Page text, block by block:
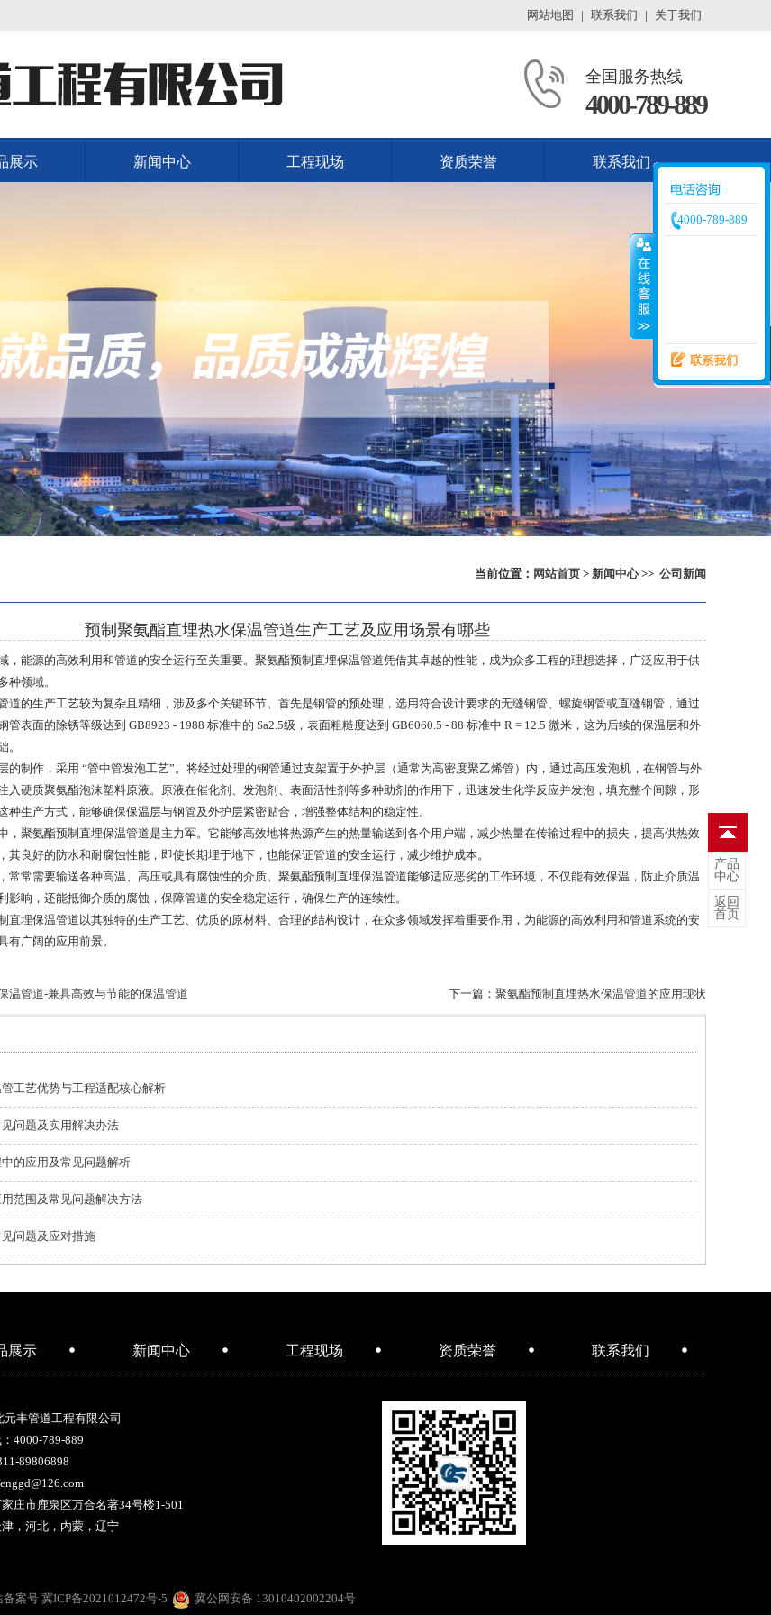
网站地图 | 联系我们 | 关于我们
全国服务热线
4000-789-889
展示 新闻中心 工程现场 资质荣誉 联系我们
当前位置： 网站首页 > 新闻中心>> 公司新闻
预制聚氨酯直埋热水保温管道生产工艺及应用场景有哪些
，能源的高效利用和管道的安全运行至关重要。聚氨酯预制直埋保温管道凭借其卓越的性能，成为众多工程的理想选择，广泛应用于供
种领域。
道的生产工艺较为复杂且精细，涉及多个关键环节。首先是钢管的预处理，选用符合设计要求的无缝钢管、螺旋钢管或直缝钢管，通过
管表面的除锈等级达到 GB8923 - 1988 标准中的 Sa2.5级，表面粗糙度达到 GB6060.5 - 88 标准中 R = 12.5 微米，这为后续的保温层和外
。
的制作，采用 “管中管发泡工艺”。将经过处理的钢管通过支架置于外护层（通常为高密度聚乙烯管）内，通过高压发泡机，在钢管与外
入硬质聚氨酯泡沫塑料原液。原液在催化剂、发泡剂、表面活性剂等多种助剂的作用下，迅速发生化学反应并发泡，填充整个间隙，形
种生产方式，能够确保保温层与钢管及外护层紧密贴合，增强整体结构的稳定性。
，聚氨酯预制直埋保温管道是主力军。它能够高效地将热源产生的热量输送到各个用户端，减少热量在传输过程中的损失，提高供热效
其良好的防水和耐腐蚀性能，即使长期埋于地下，也能保证管道的安全运行，减少维护成本。
常常需要输送各种高温、高压或具有腐蚀性的介质。聚氨酯预制直埋保温管道能够适应恶劣的工作环境，不仅能有效保温，防止介质温
影响，还能抵御介质的腐蚀，保障管道的安全稳定运行，确保生产的连续性。
直埋保温管道以其独特的生产工艺、优质的原材料、合理的结构设计，在众多领域发挥着重要作用，为能源的高效利用和管道系统的安
有广阔的应用前景。
温管道-兼具高效与节能的保温管道 下一篇： 聚氨酯预制直埋热水保温管道的应用现状
工艺优势与工程适配核心解析
问题及实用解决办法
的应用及常见问题解析
范围及常见问题解决方法
问题及应对措施
展示 新闻中心 工程现场 资质荣誉 联系我们
元丰管道工程有限公司
4000-789-889
89806898
庄市鹿泉区万合名著34号楼1-501
，河北，内蒙，辽宁
产品
中心
返回
首页
4000-789-889
备案号 冀ICP备2021012472号-5 冀公网安备 13010402002204号